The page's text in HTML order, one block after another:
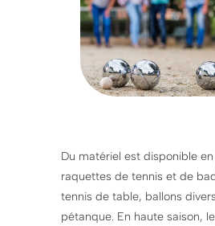
Du matériel est disponible en
raquettes de tennis et de
tennis de table, ballons
pétanque. En haute saison,